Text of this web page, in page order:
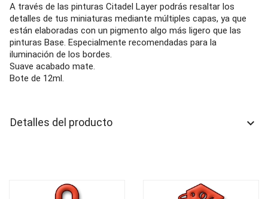
A través de las pinturas Citadel Layer podrás resaltar los
detalles de tus miniaturas mediante múltiples capas, ya que
están elaboradas con un pigmento algo más ligero que las
pinturas Base. Especialmente recomendadas para la
iluminación de los bordes.
Suave acabado mate.
Bote de 12ml.
Detalles del producto keyboard_arrow_down